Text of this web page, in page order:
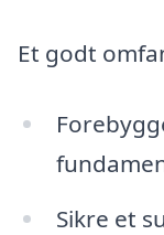
Et godt
Sikre et